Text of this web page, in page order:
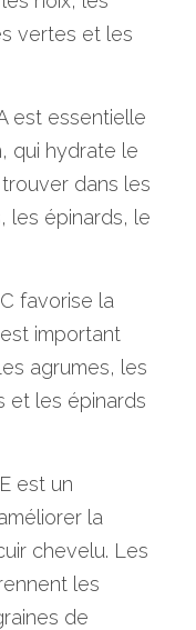
vertes et les
est essentielle
qui hydrate le
dans les
les épinards, le
favorise la
important
agrumes, les
et les épinards
est un
la
chevelu. Les
les
de